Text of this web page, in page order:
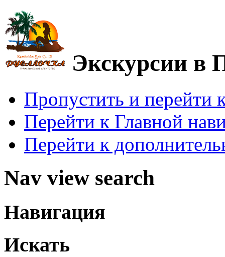
Экскурсии в
Пропустить и перейти
Перейти к Главной
Перейти к
Nav view search
Навигация
Искать